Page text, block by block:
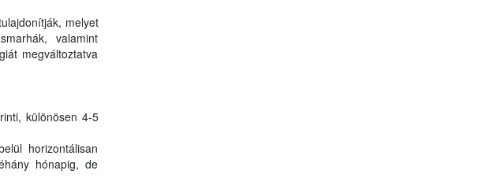
melyet
valamint
megváltoztatva
különösen 4-5
horizontálisan
hónapig, de